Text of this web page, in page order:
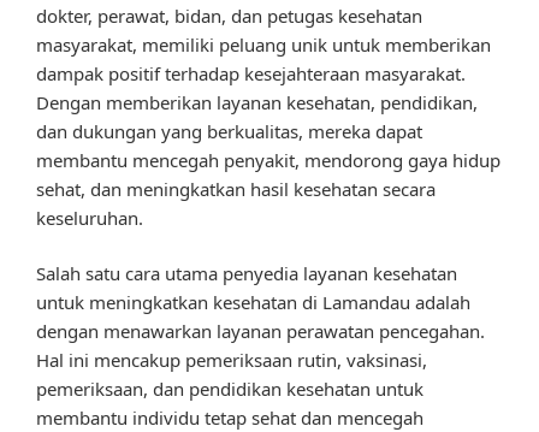
dokter, perawat, bidan, dan petugas kesehatan
masyarakat, memiliki peluang unik untuk memberikan
dampak positif terhadap kesejahteraan masyarakat.
Dengan memberikan layanan kesehatan, pendidikan,
dan dukungan yang berkualitas, mereka dapat
membantu mencegah penyakit, mendorong gaya hidup
sehat, dan meningkatkan hasil kesehatan secara
keseluruhan.
Salah satu cara utama penyedia layanan kesehatan
untuk meningkatkan kesehatan di Lamandau adalah
dengan menawarkan layanan perawatan pencegahan.
Hal ini mencakup pemeriksaan rutin, vaksinasi,
pemeriksaan, dan pendidikan kesehatan untuk
membantu individu tetap sehat dan mencegah